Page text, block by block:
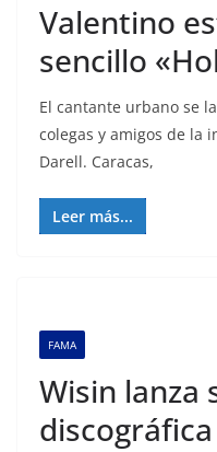
Valentino
sencillo
El cantante urbano se
colegas y amigos de la
Darell. Caracas,
Leer más...
FAMA
Wisin lanza
discográfica